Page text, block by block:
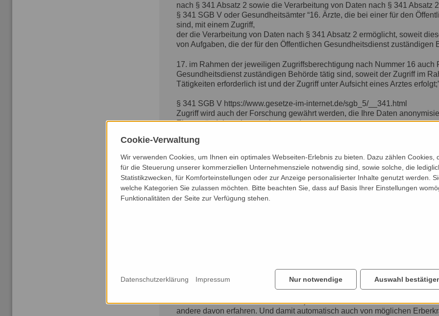
nach § 341 Absatz 2 sowie die Verarbeitung von Daten nach § 341 Absatz
§ 341 SGB V oder Gesundheitsämter “16. Ärzte, die bei einer für den
sind, mit einem Zugriff,
der die Verarbeitung von Daten nach § 341 Absatz 2 ermöglicht, soweit
von Aufgaben, die der für den Öffentlichen Gesundheitsdienst zuständigen
17. im Rahmen der jeweiligen Zugriffsberechtigung nach Nummer 16 auch
Gesundheitsdienst zuständigen Behörde tätig sind, soweit der Zugriff im
Tätigkeiten erforderlich ist und der Zugriff unter Aufsicht eines Arztes
§ 341 SGB V https://www.gesetze-im-internet.de/sgb_5/__341.html
Zugriff wird auch der Forschung gewährt werden, die Ihre Daten
Einverständnis weitergegeben werden.
dort zu Forschungszwecken verwendet werden.
Und dies sind nur die legalen Zugriffsmöglichkeiten.
Der Nutzen der elektronischen Patientenakte für Sie als PatientIn
Ein wirklicher Nutzen ist: alle Daten sind an einem Ort. Sie müssen keine
auch nicht lange suchen.
1. Wenn Ihre gesamten Gesundheitsdaten von all Ihren Behandlungen in
auch Daten, wie z.B., Befunde, die andere nicht mitlesen sollen, auch
2. Für Versicherungsabschlüsse ggf. auch bei
Patientenakte verpflichtend sein.
3. Die Daten bleiben 10 Jahre gespeichert. Wer kerngesund ist, hat
“Datenschutz ist etwas für Gesunde!”). Wer aber z.B. eine Erbkrankheit
andere davon erfahren. Und damit automatisch auch von möglichen
Cookie-Verwaltung
Wir verwenden Cookies, um Ihnen ein optimales Webseiten-Erlebnis zu bieten. Dazu zählen Cookies,
für die Steuerung unserer kommerziellen Unternehmensziele notwendig sind, sowie solche, die
Statistikzwecken, für Komforteinstellungen oder zur Anzeige personalisierter Inhalte genutzt werden.
welche Kategorien Sie zulassen möchten. Bitte beachten Sie, dass auf Basis Ihrer Einstellungen
Funktionalitäten der Seite zur Verfügung stehen.
Nur notwendige Auswahl
Datenschutzerklärung Impressum